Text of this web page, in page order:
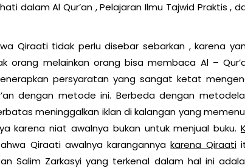
dalam Al Qur’an , Pelajaran Ilmu Tajwid Praktis ,
Qiraati tidak perlu disebar sebarkan , karena
orang melainkan orang bisa membaca Al –
persyaratan yang sangat ketat
dengan metode ini. Berbeda dengan
meninggalkan iklan di kalangan yang
karena niat awalnya bukan untuk menjual buku.
Qiraati awalnya karangannyakarena Qiraati
Salim Zarkasyi yang terkenal dalam hal ini